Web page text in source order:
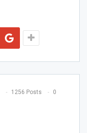
1256 Posts 0